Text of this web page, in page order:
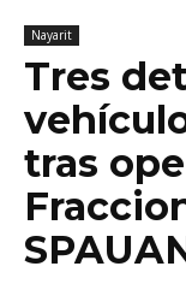
Nayarit
Tres
tras